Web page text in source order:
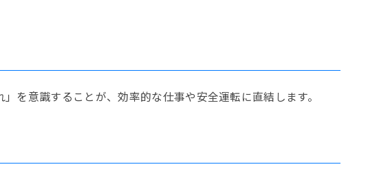
を意識することが、効率的な仕事や安全運転に直結します。